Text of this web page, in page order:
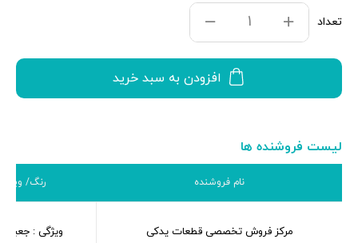
تعداد
افزودن به سبد خرید
لیست فروشنده ها
نام فروشنده رنگ/
مرکز فروش تخصصی قطعات یدکی ویژگی : جعبه